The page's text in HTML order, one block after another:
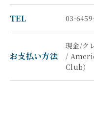
TEL 03-
お支払い方法
現金/ク
/
Club）